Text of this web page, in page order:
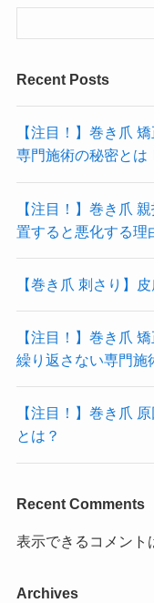
Recent Posts
【注目！】巻き爪
専門施術の秘密とは
【注目！】巻き爪
置すると悪化する理
【巻き爪 刺さり】
【注目！】巻き爪
繰り返さない専門施
【注目！】巻き爪
とは？
Recent Comments
表示できるコメント
Archives